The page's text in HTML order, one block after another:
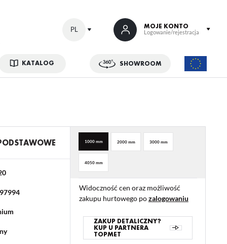
PL MOJE KONTO
Logowanie/rejestracja
KATALOG SHOWROOM
swoich danych przy kolejnych zakupach
1000 mm 2000 mm 3000 mm
4050 mm
Widoczność cen oraz możliwość
zakupu hurtowego pozalogowaniu
ZAKUP DETALICZNY?
KUP U PARTNERA
TOPMET